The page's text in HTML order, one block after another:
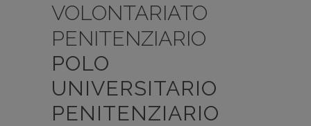
VOLONTARIATO
PENITENZIARIO
POLO
UNIVERSITARIO
PENITENZIARIO